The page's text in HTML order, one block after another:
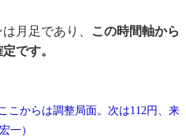
月足であり、
この時間軸から
です。
こからは調整局面。次は112円、来
一）